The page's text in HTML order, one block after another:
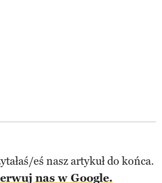
eś nasz artykuł do końca.
nas w Google.